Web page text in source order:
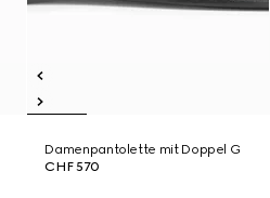
Damenpantolette mit Doppel G
CHF 570